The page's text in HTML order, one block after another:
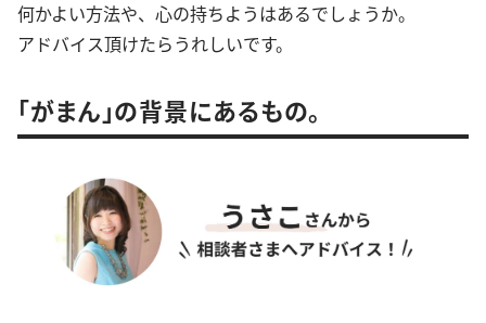
何かよい方法や、心の持ちようはあるでしょうか。
アドバイス頂けたらうれしいです。
「がまん」の背景にあるもの。